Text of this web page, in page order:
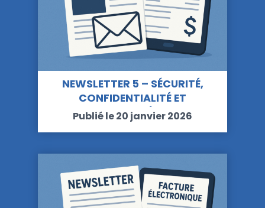
NEWSLETTER 5 – SÉCURITÉ,
CONFIDENTIALITÉ ET
CONFORMITÉ RGPD
Publié le 20 janvier 2026